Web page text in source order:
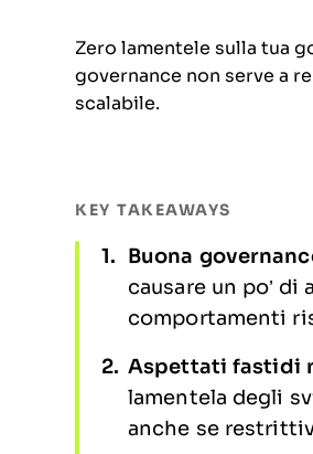
Zero lamentele sulla tua
governance non serve a
scalabile.
KEY TAKEAWAYS
Buona
causare un po’
comportamenti
Aspettati fastidi
lamentela degli
anche se